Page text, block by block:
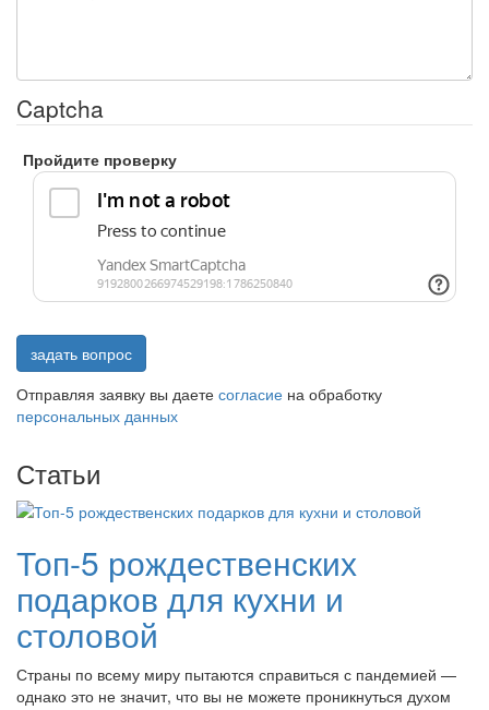
Captcha
Пройдите проверку
задать вопрос
Отправляя заявку вы даете согласие на обработку
персональных данных
Статьи
Топ-5 рождественских
подарков для кухни и
столовой
Страны по всему миру пытаются справиться с пандемией —
однако это не значит, что вы не можете проникнуться духом